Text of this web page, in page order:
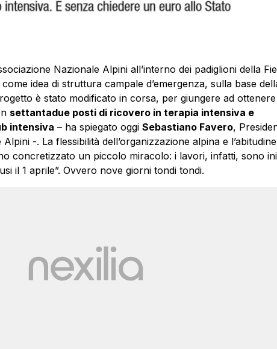
Nazionale Alpini all’interno dei padiglioni della
idea di struttura campale d’emergenza, sulla base
è stato modificato in corsa, per giungere ad
settantadue posti di ricovero in terapia intensiva e
intensiva – ha spiegato oggi Sebastiano Favero,
-. La flessibilità dell’organizzazione alpina e
concretizzato un piccolo miracolo: i lavori, infatti, sono
il 1 aprile”. Ovvero nove giorni tondi tondi.